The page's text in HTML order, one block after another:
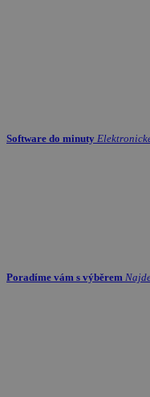
Software do minuty
Poradíme vám s výběrem